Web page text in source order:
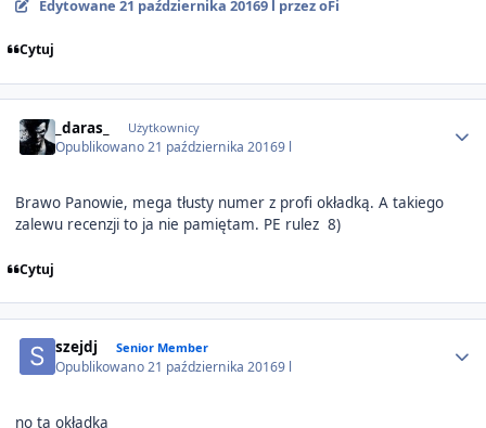
Edytowane 21 października 20169 l przez oFi
Cytuj
_daras_ Użytkownicy
Opublikowano21 października 20169 l
Brawo Panowie, mega tłusty numer z profi okładką. A takiego
zalewu recenzji to ja nie pamiętam. PE rulez 8)
Cytuj
szejdj Senior Member
Opublikowano21 października 20169 l
no ta okładka